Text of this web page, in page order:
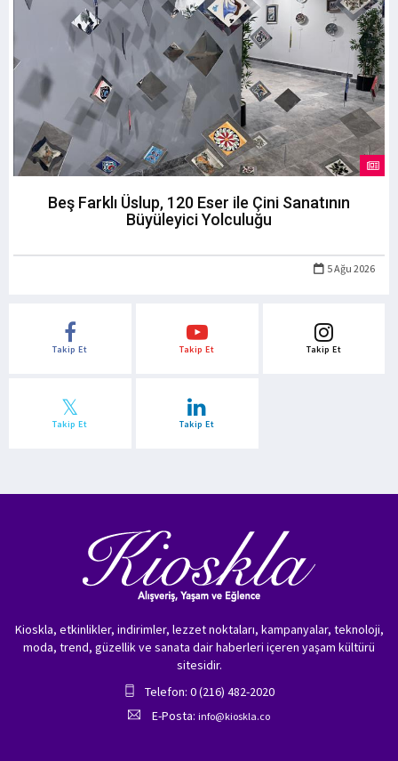
Beş Farklı Üslup, 120 Eser ile Çini Sanatının
Büyüleyici Yolculuğu
5 Ağu 2026
Takip Et Takip Et Takip Et
Takip Et Takip Et
Kioskla, etkinlikler, indirimler, lezzet noktaları, kampanyalar, teknoloji,
moda, trend, güzellik ve sanata dair haberleri içeren yaşam kültürü
sitesidir.
Telefon: 0 (216) 482-2020
E-Posta: info@kioskla.co